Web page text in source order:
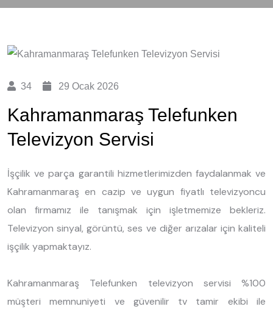
34 29 Ocak 2026
Kahramanmaraş Telefunken
Televizyon Servisi
İşçilik ve parça garantili hizmetlerimizden faydalanmak ve
Kahramanmaraş en cazip ve uygun fiyatlı televizyoncu
olan firmamız ile tanışmak için işletmemize bekleriz.
Televizyon sinyal, görüntü, ses ve diğer arızalar için kaliteli
işçilik yapmaktayız.
Kahramanmaraş Telefunken televizyon servisi %100
müşteri memnuniyeti ve güvenilir tv tamir ekibi ile